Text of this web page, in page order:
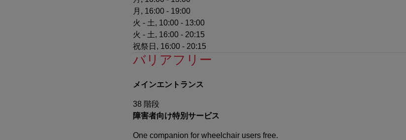
月, 16:00 - 19:00
火 - 土, 10:00 - 13:00
火 - 土, 16:00 - 20:15
祝祭日, 16:00 - 20:15
バリアフリー
メインエントランス
38 階段
障害者向け特別サービス
One companion for wheelchair users free.